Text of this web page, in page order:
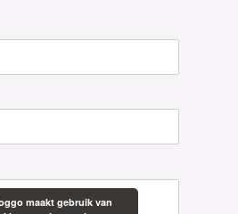
maakt gebruik van